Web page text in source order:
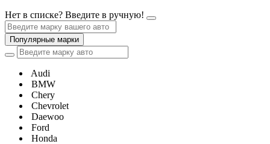
Нет в списке? Введите в ручную!
Популярные марки
Audi
BMW
Chery
Chevrolet
Daewoo
Ford
Honda